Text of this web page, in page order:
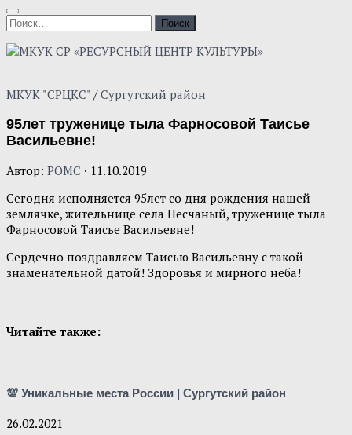
Найти:
МКУК "СРЦКС" / Сургутский район
95лет труженице тыла Фарносовой Таисье
Васильевне!
Автор: POMC · 11.10.2019
Сегодня исполняется 95лет со дня рождения нашей
землячке, жительнице села Песчаный, труженице тыла
Фарносовой Таисье Васильевне!
Сердечно поздравляем Таисью Васильевну с такой
знаменательной датой! Здоровья и мирного неба!
Читайте также:
💯 Уникальные места России | Сургутский район
26.02.2021